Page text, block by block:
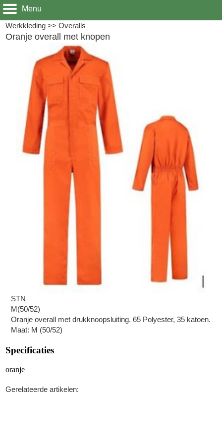
Menu
Werkkleding >>Overalls
Oranje overall met knopen
STN
M(50/52)
Oranje overall met drukknoopsluiting. 65 Polyester, 35 katoen.
Maat: M (50/52)
Specificaties
oranje
Gerelateerde artikelen: